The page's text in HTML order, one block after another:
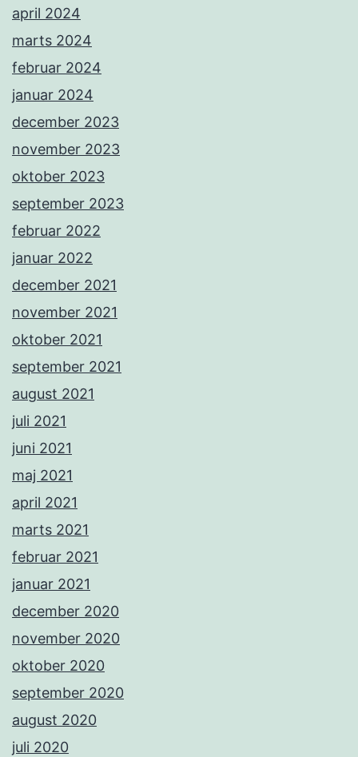
april 2024
marts 2024
februar 2024
januar 2024
december 2023
november 2023
oktober 2023
september 2023
februar 2022
januar 2022
december 2021
november 2021
oktober 2021
september 2021
august 2021
juli 2021
juni 2021
maj 2021
april 2021
marts 2021
februar 2021
januar 2021
december 2020
november 2020
oktober 2020
september 2020
august 2020
juli 2020